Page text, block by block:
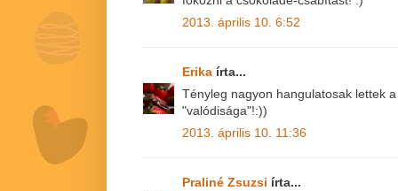
2013. április 10. 6:52
Erika írta...
Tényleg nagyon hangulatosak lettek
"valódisága"!:))
2013. április 10. 11:36
Praliné Zsuzsi írta...